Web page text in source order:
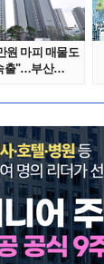
원 마피 매물도
출"…부산